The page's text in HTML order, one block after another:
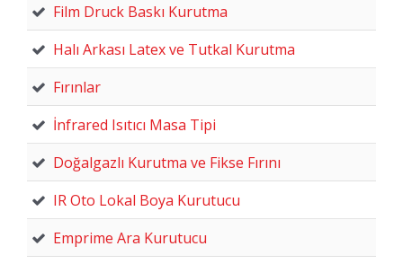
Film Druck Baskı Kurutma
Halı Arkası Latex ve Tutkal Kurutma
Fırınlar
İnfrared Isıtıcı Masa Tipi
Doğalgazlı Kurutma ve Fikse Fırını
IR Oto Lokal Boya Kurutucu
Emprime Ara Kurutucu